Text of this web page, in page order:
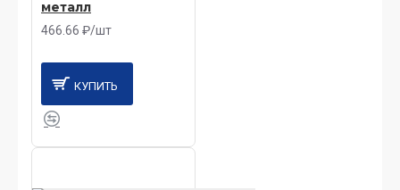
металл
466.66 ₽/шт
КУПИТЬ